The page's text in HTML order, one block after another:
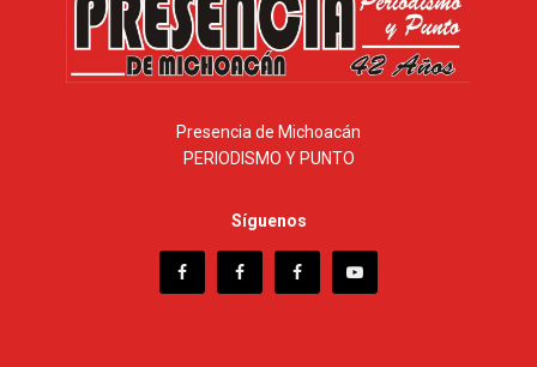
Presencia de Michoacán
PERIODISMO Y PUNTO
Síguenos